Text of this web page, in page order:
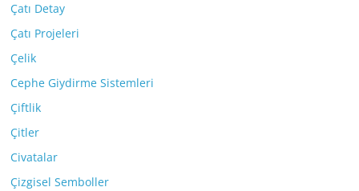
Çatı Detay
Çatı Projeleri
Çelik
Cephe Giydirme Sistemleri
Çiftlik
Çitler
Civatalar
Çizgisel Semboller